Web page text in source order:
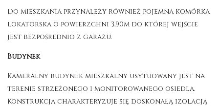
Do mieszkania przynależy również pojemna komórka
lokatorska o powierzchni 3,90m do której wejście
jest bezpośrednio z garażu.
Budynek
Kameralny budynek mieszkalny usytuowany jest na
terenie strzeżonego i monitorowanego osiedla.
Konstrukcja charakteryzuje się doskonałą izolacją